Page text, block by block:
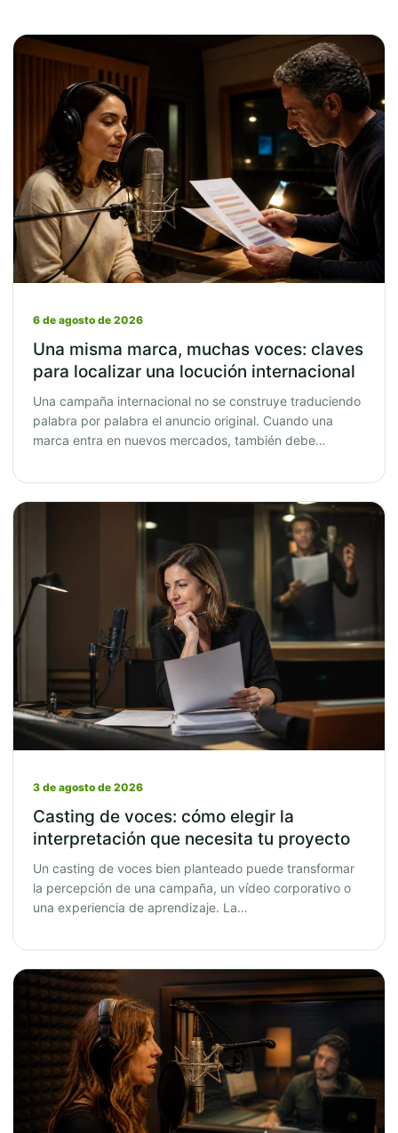
6 de agosto de 2026
Una misma marca, muchas voces: claves
para localizar una locución internacional
Una campaña internacional no se construye traduciendo
palabra por palabra el anuncio original. Cuando una
marca entra en nuevos mercados, también debe…
3 de agosto de 2026
Casting de voces: cómo elegir la
interpretación que necesita tu proyecto
Un casting de voces bien planteado puede transformar
la percepción de una campaña, un vídeo corporativo o
una experiencia de aprendizaje. La…